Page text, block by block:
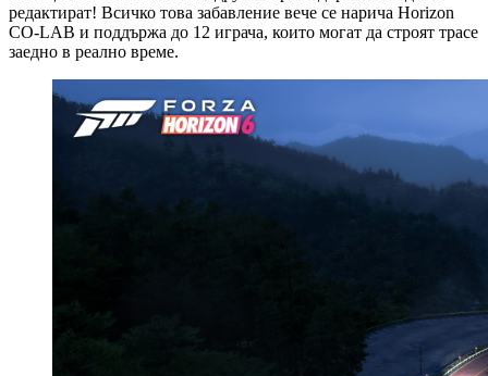
редактират! Всичко това забавление вече се нарича Horizon
CO-LAB и поддържа до 12 играча, които могат да строят трасe
заедно в реално време.